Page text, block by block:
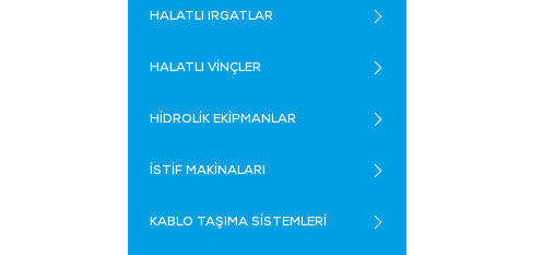
HALATLI IRGATLAR
HALATLI VİNÇLER
HİDROLİK EKİPMANLAR
İSTİF MAKİNALARI
KABLO TAŞIMA SİSTEMLERİ